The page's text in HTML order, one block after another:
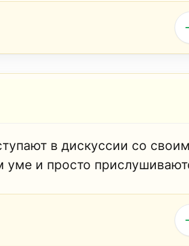
в дискуссии со
уме и просто